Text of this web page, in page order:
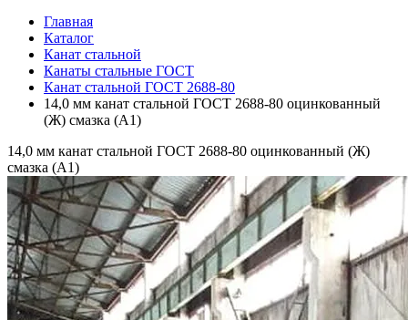
Главная
Каталог
Канат стальной
Канаты стальные ГОСТ
Канат стальной ГОСТ 2688-80
14,0 мм канат стальной ГОСТ 2688-80 оцинкованный
(Ж) смазка (А1)
14,0 мм канат стальной ГОСТ 2688-80 оцинкованный (Ж)
смазка (А1)